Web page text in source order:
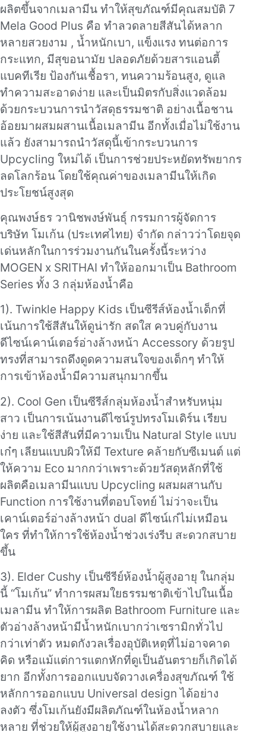
ผลิตขึ้นจากเมลามีน ทำให้สุขภัณฑ์มีคุณสมบัติ 7
Mela Good Plus คือ ทำลวดลายสีสันได้หลาก
หลายสวยงาม , น้ำหนักเบา, แข็งแรง ทนต่อการ
กระแทก, มีสุขอนามัย ปลอดภัยด้วยสารแอนตี้
แบคทีเรีย ป้องกันเชื้อรา, ทนความร้อนสูง, ดูแล
ทำความสะอาดง่าย และเป็นมิตรกับสิ่งแวดล้อม
ด้วยกระบวนการนำวัสดุธรรมชาติ อย่างเนื้อชาน
อ้อยมาผสมผสานเนื้อเมลามีน อีกทั้งเมื่อไม่ใช้งาน
แล้ว ยังสามารถนำวัสดุนี้เข้ากระบวนการ
Upcycling ใหม่ได้ เป็นการช่วยประหยัดทรัพยากร
ลดโลกร้อน โดยใช้คุณค่าของเมลามีนให้เกิด
ประโยชน์สูงสุด
คุณพงษ์ธร วานิชพงษ์พันธุ์ กรรมการผู้จัดการ
บริษัท โมเก้น (ประเทศไทย) จำกัด กล่าวว่าโดยจุด
เด่นหลักในการร่วมงานกันในครั้งนี้ระหว่าง
MOGEN x SRITHAI ทำให้ออกมาเป็น Bathroom
Series ทั้ง 3 กลุ่มห้องน้ำคือ
1). Twinkle Happy Kids เป็นซีรีส์ห้องน้ำเด็กที่
เน้นการใช้สีสันให้ดูน่ารัก สดใส ควบคู่กับงาน
ดีไซน์เคาน์เตอร์อ่างล้างหน้า Accessory ด้วยรูป
ทรงที่สามารถดึงดูดความสนใจของเด็กๆ ทำให้
การเข้าห้องน้ำมีความสนุกมากขึ้น
2). Cool Gen เป็นซีรีส์กลุ่มห้องน้ำสำหรับหนุ่ม
สาว เป็นการเน้นงานดีไซน์รูปทรงโมเดิร์น เรียบ
ง่าย และใช้สีสันที่มีความเป็น Natural Style แบบ
เก๋ๆ เลียนแบบผิวให้มี Texture คล้ายกับซีเมนต์ แต่
ให้ความ Eco มากกว่าเพราะด้วยวัสดุหลักที่ใช้
ผลิตคือเมลามีนแบบ Upcycling ผสมผสานกับ
Function การใช้งานที่ตอบโจทย์ ไม่ว่าจะเป็น
เคาน์เตอร์อ่างล้างหน้า dual ดีไซน์เก๋ไม่เหมือน
ใคร ที่ทำให้การใช้ห้องน้ำช่วงเร่งรีบ สะดวกสบาย
ขึ้น
3). Elder Cushy เป็นซีรีย์ห้องน้ำผู้สูงอายุ ในกลุ่ม
นี้ “โมเก้น” ทำการผสมใยธรรมชาติเข้าไปในเนื้อ
เมลามีน ทำให้การผลิต Bathroom Furniture และ
ตัวอ่างล้างหน้ามีน้ำหนักเบากว่าเซรามิกทั่วไป
กว่าเท่าตัว หมดกังวลเรื่องอุบัติเหตุที่ไม่อาจคาด
คิด หรือแม้แต่การแตกหักที่ดูเป็นอันตรายก็เกิดได้
ยาก อีกทั้งการออกแบบจัดวางเครื่องสุขภัณฑ์ ใช้
หลักการออกแบบ Universal design ได้อย่าง
ลงตัว ซึ่งโมเก้นยังมีผลิตภัณฑ์ในห้องน้ำหลาก
หลาย ที่ช่วยให้ผู้สูงอายุใช้งานได้สะดวกสบายและ